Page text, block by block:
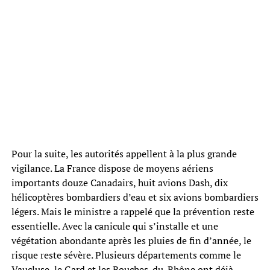
Pour la suite, les autorités appellent à la plus grande
vigilance. La France dispose de moyens aériens
importants douze Canadairs, huit avions Dash, dix
hélicoptères bombardiers d’eau et six avions bombardiers
légers. Mais le ministre a rappelé que la prévention reste
essentielle. Avec la canicule qui s’installe et une
végétation abondante après les pluies de fin d’année, le
risque reste sévère. Plusieurs départements comme le